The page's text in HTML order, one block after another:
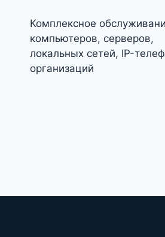
Комплексное
компьютеров, серверов,
локальных сетей, IP-
организаций